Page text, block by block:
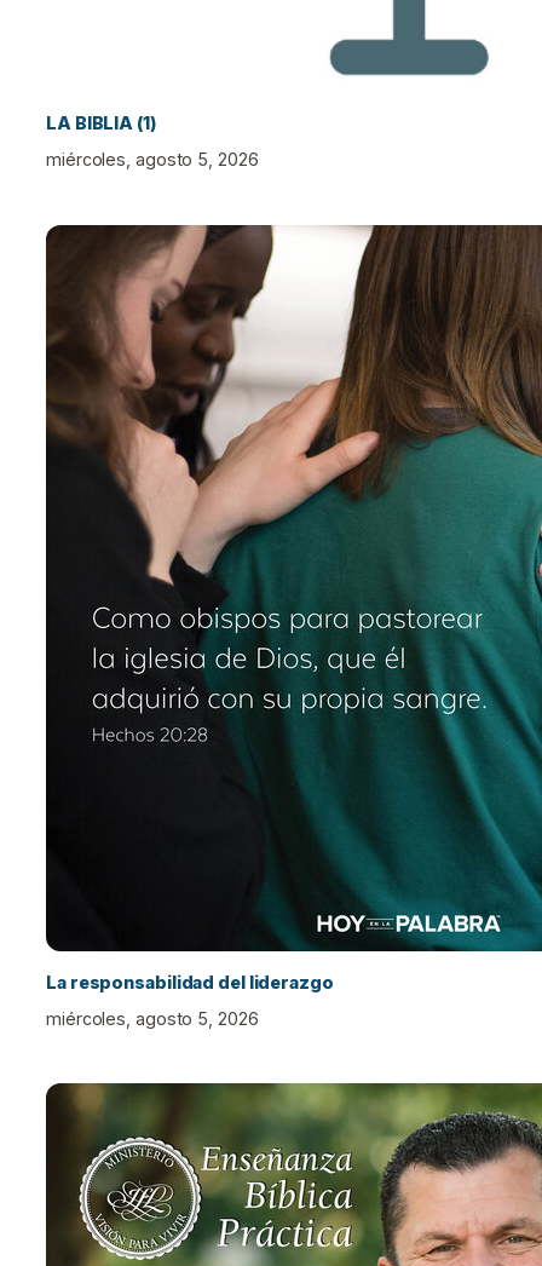
LA BIBLIA (1)
miércoles, agosto 5, 2026
La responsabilidad del liderazgo
miércoles, agosto 5, 2026